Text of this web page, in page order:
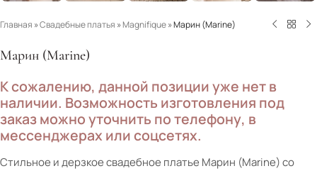
Главная »Свадебные платья »Magnifique»Марин (Marine)
Марин (Marine)
К сожалению, данной позиции уже нет в
наличии. Возможность изготовления под
заказ можно уточнить по телефону, в
мессенджерах или соцсетях.
Стильное и дерзкое свадебное платье Марин (Marine) со